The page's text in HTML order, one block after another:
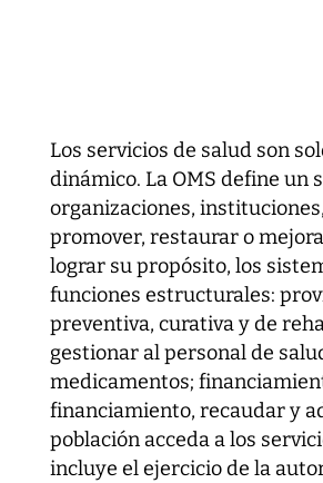
Los servicios de salud son
dinámico. La OMS define un
organizaciones,
promover, restaurar o
lograr su propósito, los
funciones estructurales:
preventiva, curativa y de
gestionar al personal de
medicamentos;
financiamiento, recaudar y
población acceda a los
incluye el ejercicio de la